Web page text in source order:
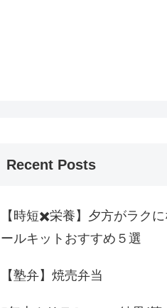
Recent Posts
【時短✖️栄養】夕方がラクに
ールキットおすすめ５選
【塾弁】焼売弁当